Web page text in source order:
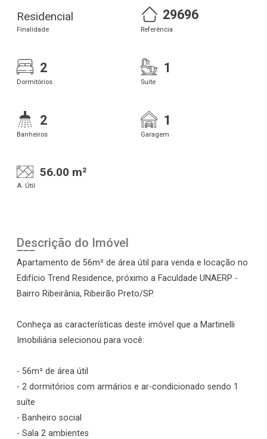
Residencial
Finalidade
29696
Referência
2
Dormitórios
1
Suite
2
Banheiros
1
Garagem
56.00 m²
A. Útil
Descrição do Imóvel
Apartamento de 56m² de área útil para venda e locação no
Edifício Trend Residence, próximo a Faculdade UNAERP -
Bairro Ribeirânia, Ribeirão Preto/SP.
Conheça as características deste imóvel que a Martinelli
Imobiliária selecionou para você:
- 56m² de área útil
- 2 dormitórios com armários e ar-condicionado sendo 1
suíte
- Banheiro social
- Sala 2 ambientes